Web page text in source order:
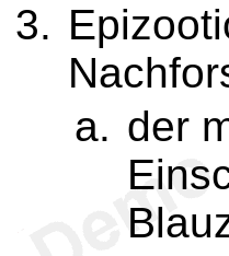
der